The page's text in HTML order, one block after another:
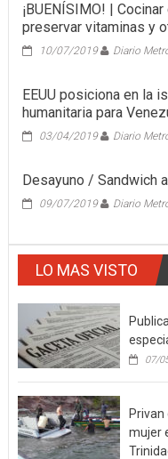
¡BUENÍSIMO! |
preservar vitaminas y
10/07/2019 Diario
EEUU posiciona en la
humanitaria para
03/04/2019 Diario
Desayuno / Sandwich
09/07/2019 Diario
LO MAS VISTO
07/
mujer